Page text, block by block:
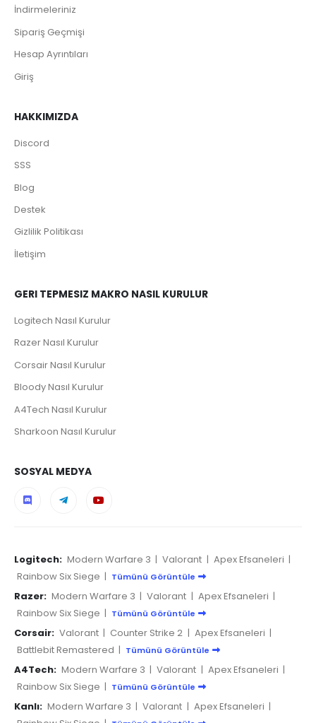
İndirmeleriniz
Sipariş Geçmişi
Hesap Ayrıntıları
Giriş
HAKKIMIZDA
Discord
SSS
Blog
Destek
Gizlilik Politikası
İletişim
GERI TEPMESIZ MAKRO NASIL KURULUR
Logitech Nasıl Kurulur
Razer Nasıl Kurulur
Corsair Nasıl Kurulur
Bloody Nasıl Kurulur
A4Tech Nasıl Kurulur
Sharkoon Nasıl Kurulur
SOSYAL MEDYA
Logitech: Modern Warfare 3 | Valorant | Apex Efsaneleri |
Rainbow Six Siege | Tümünü Görüntüle
Razer: Modern Warfare 3 | Valorant | Apex Efsaneleri |
Rainbow Six Siege | Tümünü Görüntüle
Corsair: Valorant | Counter Strike 2 | Apex Efsaneleri |
Battlebit Remastered | Tümünü Görüntüle
A4Tech: Modern Warfare 3 | Valorant | Apex Efsaneleri |
Rainbow Six Siege | Tümünü Görüntüle
Kanlı: Modern Warfare 3 | Valorant | Apex Efsaneleri |